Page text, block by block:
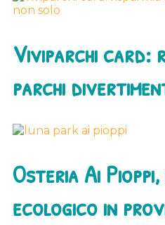
Viviparchi card:
parchi
Osteria Ai
ecologico in